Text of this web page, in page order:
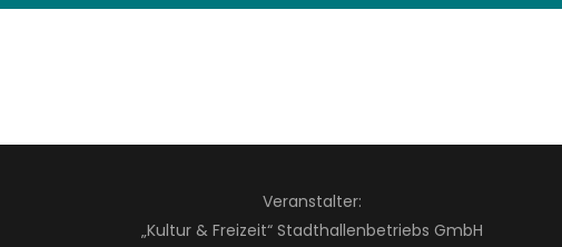
Veranstalter:
„Kultur & Freizeit“ Stadthallenbetriebs GmbH